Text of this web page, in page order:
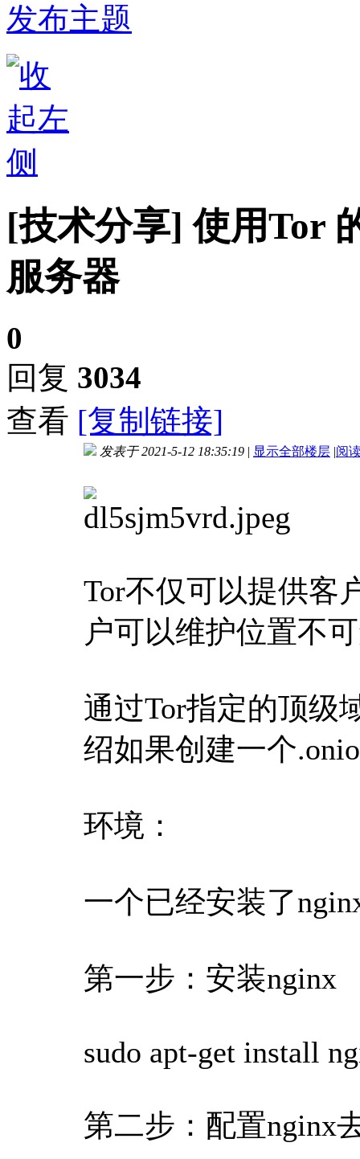
发布主题
[技术分享]使用Tor
服务器
0
回复 3034
查看 [复制链接]
发表于 2021-5-12 18:35:19 | 显示全部楼层 |阅
Tor不仅可以提供客
户可以维护位置不
通过Tor指定的顶级
绍如果创建一个
环境：
一个已经安装了
第一步：安装nginx
sudo apt-get install
第二步：配置nginx